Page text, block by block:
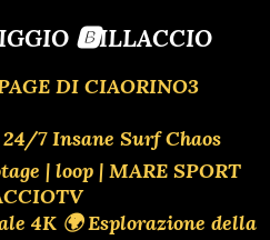
🅱️ILLACCIO
DI CIAORINO3
24/7 Insane Surf Chaos
| loop | MARE SPORT
4K 🌍 Esplorazione della